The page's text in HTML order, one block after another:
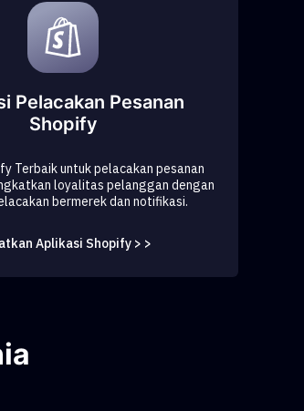
Pelacakan Pesanan
Shopify
Terbaik untuk pelacakan pesanan
loyalitas pelanggan dengan
bermerek dan notifikasi.
Aplikasi Shopify > >